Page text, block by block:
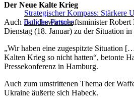
Strategischer Kompass: Stärkere
östliche Partner
Der Neue Kalte Krieg
Auch Bundeswirtschaftsminister Robert
Dienstag (18. Januar) zu der Situation
„Wir haben eine zugespitzte Situation
Kalten Krieg so nicht hatten“, betonte
Pressekonferenz in Hamburg.
Auch zum umstrittenen Thema der
Ukraine äußerte sich Habeck.